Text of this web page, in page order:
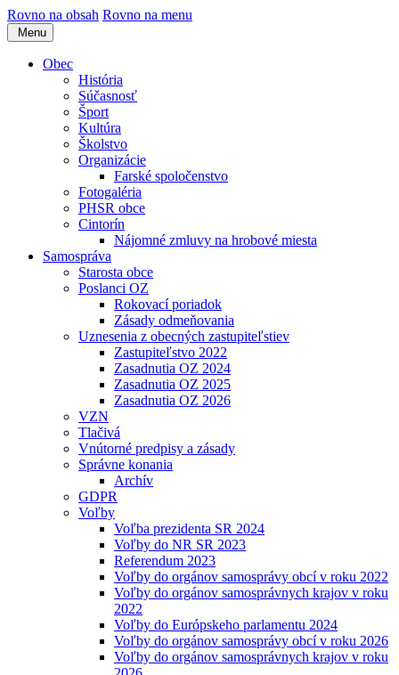
Rovno na obsah Rovno na menu
Menu
Obec
História
Súčasnosť
Šport
Kultúra
Školstvo
Organizácie
Farské spoločenstvo
Fotogaléria
PHSR obce
Cintorín
Nájomné zmluvy na hrobové miesta
Samospráva
Starosta obce
Poslanci OZ
Rokovací poriadok
Zásady odmeňovania
Uznesenia z obecných zastupiteľstiev
Zastupiteľstvo 2022
Zasadnutia OZ 2024
Zasadnutia OZ 2025
Zasadnutia OZ 2026
VZN
Tlačivá
Vnútorné predpisy a zásady
Správne konania
Archív
GDPR
Voľby
Voľba prezidenta SR 2024
Voľby do NR SR 2023
Referendum 2023
Voľby do orgánov samosprávy obcí v roku 2022
Voľby do orgánov samosprávnych krajov v roku
2022
Voľby do Európskeho parlamentu 2024
Voľby do orgánov samosprávy obcí v roku 2026
Voľby do orgánov samosprávnych krajov v roku